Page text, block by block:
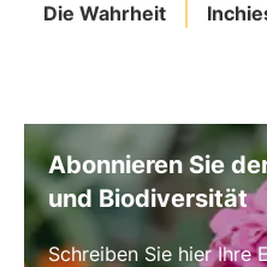
Die Wahrheit
Abonnieren Sie
und Biodiversität
Schreiben Sie hier Ihre